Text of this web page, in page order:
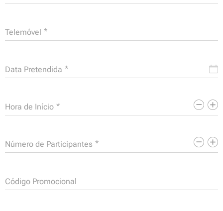
Telemóvel
Data Pretendida
Hora de Início
Número de Participantes
Código Promocional